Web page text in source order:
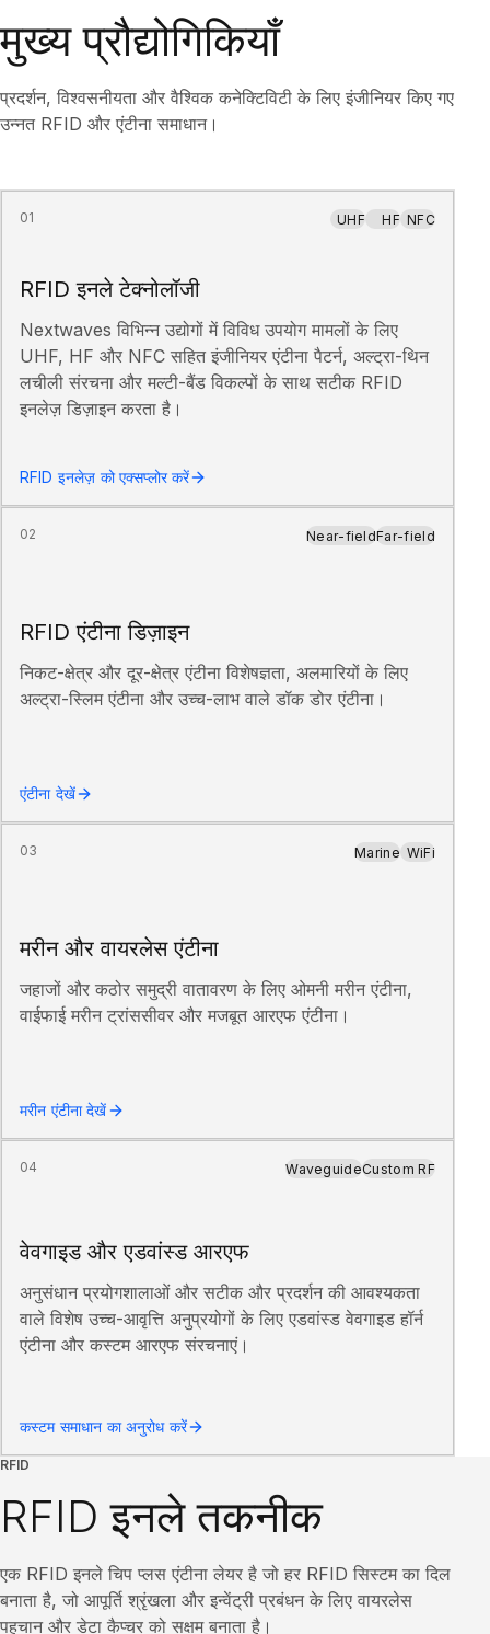
मुख्य प्रौद्योगिकियाँ
प्रदर्शन, विश्वसनीयता और वैश्विक कनेक्टिविटी के लिए इंजीनियर किए गए
उन्नत RFID और एंटीना समाधान।
01 UHF HF NFC
RFID इनले टेक्नोलॉजी
Nextwaves विभिन्न उद्योगों में विविध उपयोग मामलों के लिए
UHF, HF और NFC सहित इंजीनियर एंटीना पैटर्न, अल्ट्रा-थिन
लचीली संरचना और मल्टी-बैंड विकल्पों के साथ सटीक RFID
इनलेज़ डिज़ाइन करता है।
RFID इनलेज़ को एक्सप्लोर करें
02 Near-fieldFar-field
RFID एंटीना डिज़ाइन
निकट-क्षेत्र और दूर-क्षेत्र एंटीना विशेषज्ञता, अलमारियों के लिए
अल्ट्रा-स्लिम एंटीना और उच्च-लाभ वाले डॉक डोर एंटीना।
एंटीना देखें
03 Marine WiFi
मरीन और वायरलेस एंटीना
जहाजों और कठोर समुद्री वातावरण के लिए ओमनी मरीन एंटीना,
वाईफाई मरीन ट्रांससीवर और मजबूत आरएफ एंटीना।
मरीन एंटीना देखें
04 WaveguideCustom RF
वेवगाइड और एडवांस्ड आरएफ
अनुसंधान प्रयोगशालाओं और सटीक और प्रदर्शन की आवश्यकता
वाले विशेष उच्च-आवृत्ति अनुप्रयोगों के लिए एडवांस्ड वेवगाइड हॉर्न
एंटीना और कस्टम आरएफ संरचनाएं।
कस्टम समाधान का अनुरोध करें
RFID
RFID इनले तकनीक
एक RFID इनले चिप प्लस एंटीना लेयर है जो हर RFID सिस्टम का दिल
बनाता है, जो आपूर्ति श्रृंखला और इन्वेंट्री प्रबंधन के लिए वायरलेस
पहचान और डेटा कैप्चर को सक्षम बनाता है।